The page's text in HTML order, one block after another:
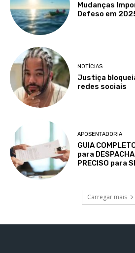
Mudanças
Defeso em
NOTÍCIAS
Justiça
redes sociais
APOSENTADORIA
GUIA
para
PRECISO para
Carregar mais